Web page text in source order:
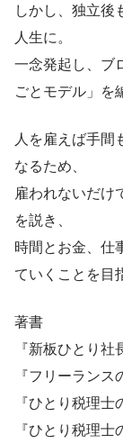
しかし、独立後
人生に。
一念発起し、ブ
ごとモデル」を
人を雇えば手間
なるため、
雇われないだけ
を説き、
時間とお金、仕
ていくことを目
著書
『新板ひとり社
『フリーランス
『ひとり税理士
『ひとり税理